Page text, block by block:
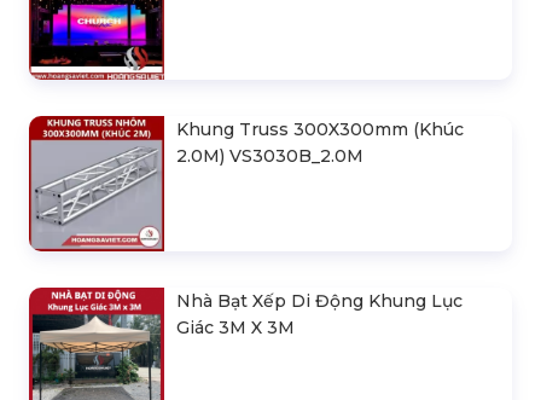
Khung Truss 300X300mm (Khúc
2.0M) VS3030B_2.0M
Nhà Bạt Xếp Di Động Khung Lục
Giác 3M X 3M